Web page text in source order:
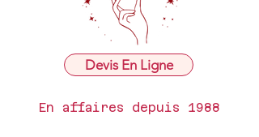
Devis En Ligne
En affaires depuis 1988